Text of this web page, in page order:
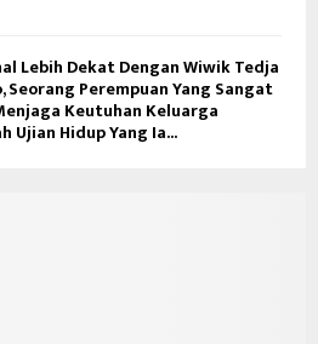
Lebih Dekat Dengan Wiwik Tedja
Seorang Perempuan Yang Sangat
Keutuhan Keluarga
Ujian Hidup Yang Ia...